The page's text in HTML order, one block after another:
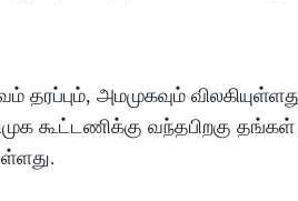
தரப்பும், அமமுகவும்
கூட்டணிக்கு வந்தபிறகு